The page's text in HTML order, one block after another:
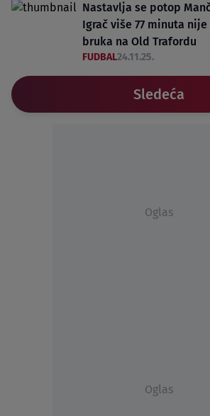
Nastavlja se potop
Igrač više 77 minuta
bruka na Old Trafordu
FUDBAL24.11.25.
Sledeća
Oglas
Oglas